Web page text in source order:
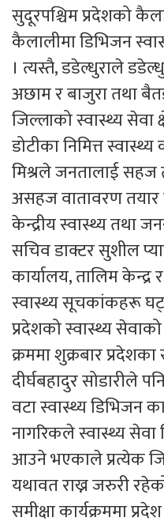
सुदूरपश्चिम प्रदेशको
कैलालीमा डिभिजन
। त्यस्तै, डडेल्धुराले
अछाम र बाजुरा तथा
जिल्लाको स्वास्थ्य सेवा
डोटीका निमित्त
मिश्रले जनतालाई सहज
असहज वातावरण तयार
केन्द्रीय स्वास्थ्य तथा
सचिव डाक्टर सुशील
कार्यालय, तालिम
स्वास्थ्य सूचकांकहरू
प्रदेशको स्वास्थ्य
क्रममा शुक्रबार
दीर्घबहादुर सोडारीले
वटा स्वास्थ्य डिभिजन
नागरिकले स्वास्थ्य सेवा
आउने भएकाले प्रत्येक
यथावत राख्न जरुरी
समीक्षा कार्यक्रममा